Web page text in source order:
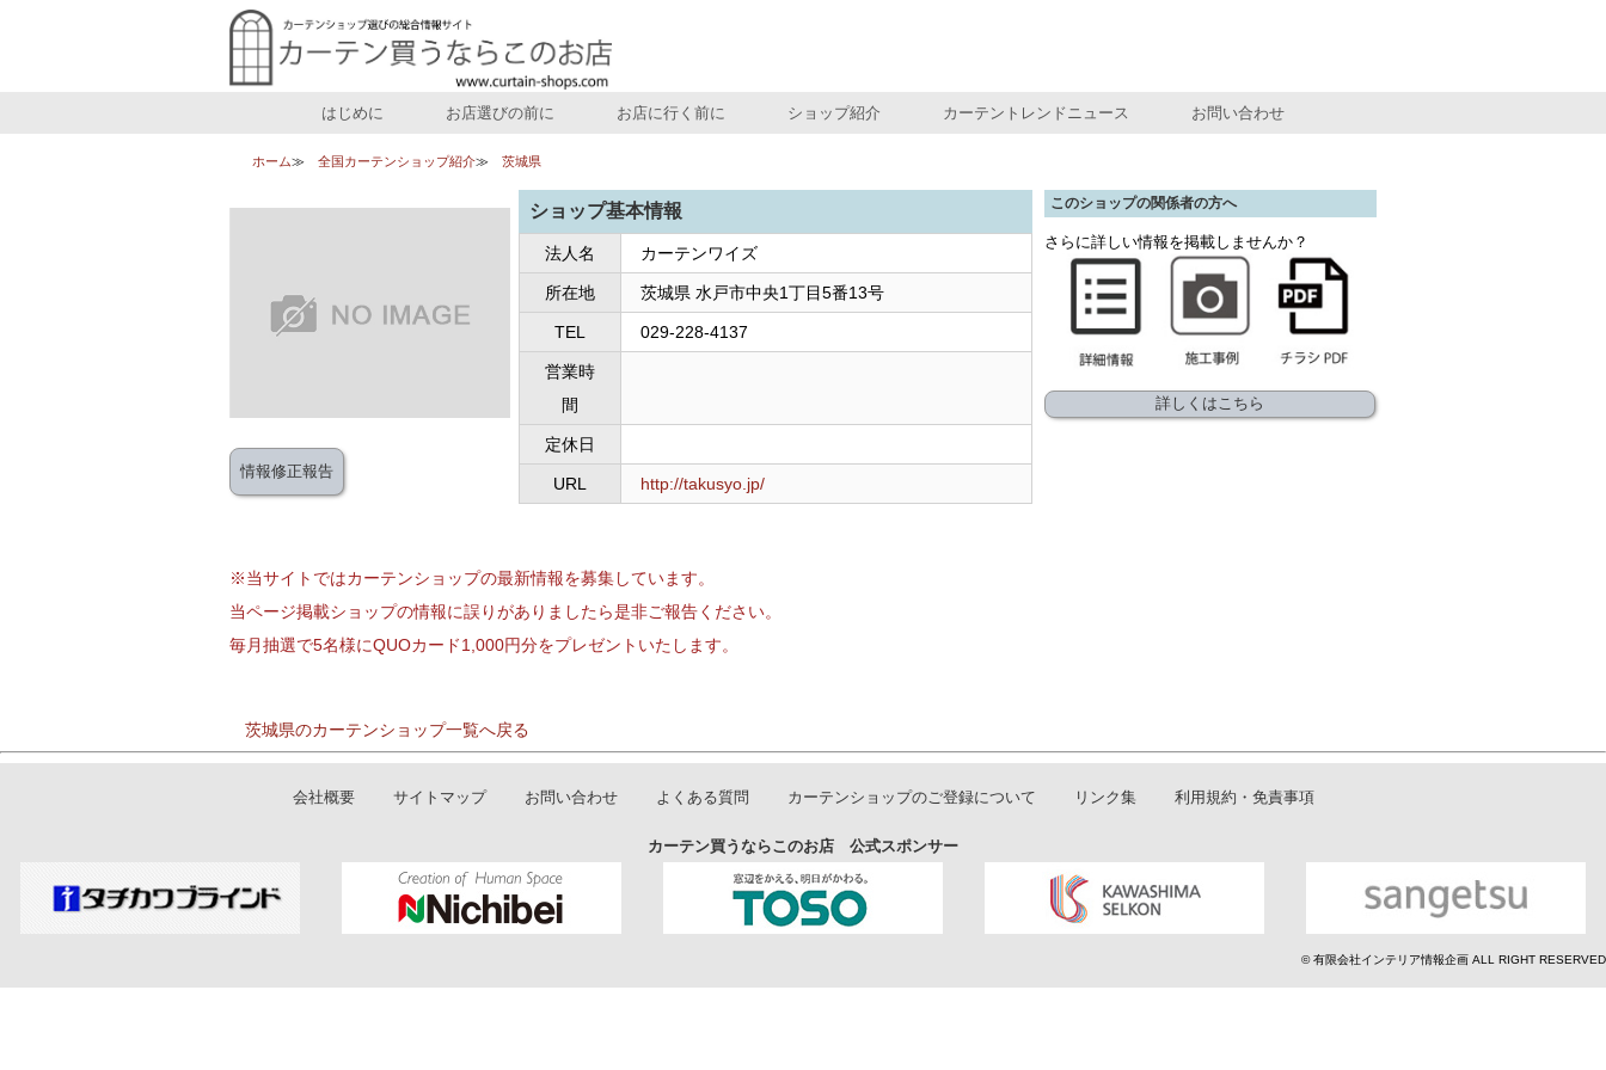
はじめに お店選びの前に お店に行く前に ショップ紹介 カーテントレンドニュース お問い合わせ
ホーム 全国カーテンショップ紹介 茨城県
情報修正報告
ショップ基本情報
法人名 カーテンワイズ
所在地 茨城県 水戸市中央1丁目5番13号
TEL 029-228-4137
営業時
間
定休日
URL http://takusyo.jp/
※当サイトではカーテンショップの最新情報を募集しています。
当ページ掲載ショップの情報に誤りがありましたら是非ご報告ください。
毎月抽選で5名様にQUOカード1,000円分をプレゼントいたします。
茨城県のカーテンショップ一覧へ戻る
このショップの関係者の方へ
さらに詳しい情報を掲載しませんか？
詳しくはこちら
会社概要 サイトマップ お問い合わせ よくある質問 カーテンショップのご登録について リンク集 利用規約・免責事項
カーテン買うならこのお店 公式スポンサー
© 有限会社インテリア情報企画 ALL RIGHT RESERVED